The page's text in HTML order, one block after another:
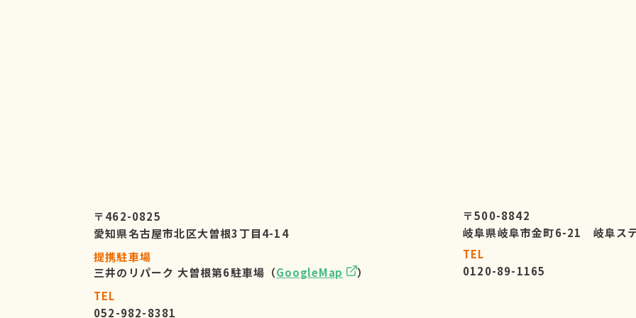
〒462-0825
愛知県名古屋市北区大曽根3丁目4-14
提携駐車場
三井のリパーク 大曽根第6駐車場（GoogleMap
）
TEL
052-982-8381
〒500-8842
岐阜県岐阜市金町6-21 岐阜ス
TEL
0120-89-1165